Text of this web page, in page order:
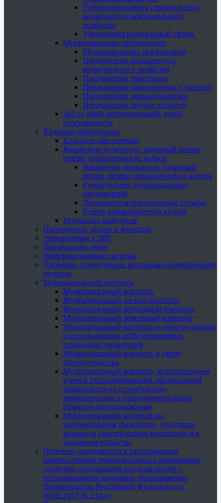
Учреждения сферы строительства,
жилищного и коммунального
хозяйства
Учреждения издательской сферы
Муниципальные предприятия
Муниципальные предприятия
Предприятия жилищного и
коммунального хозяйства
Предприятия транспорта
Предприятия общественного питания
Предприятия здравоохранения
Предприятия прочих отраслей
АО со 100% муниципальной долей
собственности
Кадровое обеспечение
Кадровое обеспечение
Вакантные должности, кадровый резерв,
резерв управленческих кадров
Вакантные должности, кадровый
резерв, резерв управленческих кадров
Руководители муниципальных
предприятий
Должности муниципальной службы
Резерв управленческих кадров
Результаты конкурсов
Полномочия, задачи и функции
Учрежденные СМИ
Партнерские связи
Информационные системы
Проверки, проведенные контрольно-ревизионным
отделом
Муниципальный контроль
Муниципальный контроль
Муниципальный лесной контроль
Муниципальный жилищный контроль
Муниципальный земельный контроль
Муниципальный контроль в области охраны
и использования особо охраняемых
природных территорий
Муниципальный контроль в сфере
благоустройства
Муниципальный контроль за исполнением
единой теплоснабжающей организацией
обязательств по строительству,
реконструкции и (или) модернизации
объектов теплоснабжения
Муниципальный контроль на
автомобильном транспорте, городском
наземном электрическом транспорте и в
дорожном хозяйстве
Перечень находящихся в распоряжении
администрации муниципального образования
сведений, подлежащих представлению с
использованием координат (распоряжение
Правительства Российской Федерации от
09.02.2017 № 232-р)